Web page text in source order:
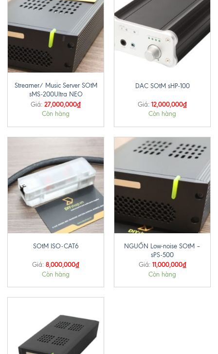
Streamer/ Music Server SOtM
sMS-200Ultra NEO
Giá: 27,000,000₫
Còn hàng
DAC SOtM sHP-100
Giá: 12,000,000₫
Còn hàng
SOtM ISO-CAT6
Giá: 8,000,000₫
Còn hàng
NGUỒN Low-noise SOtM –
sPS-500
Giá: 11,000,000₫
Còn hàng